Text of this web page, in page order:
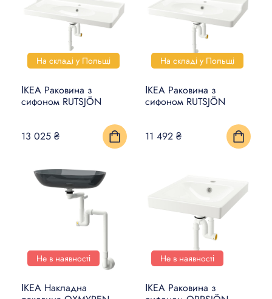
На складі у Польщі
ІКЕА Раковина з
сифоном RUTSJÖN
13 025 ₴
На складі у Польщі
ІКЕА Раковина з
сифоном RUTSJÖN
11 492 ₴
Не в наявності
ІКЕА Накладна
Не в наявності
ІКЕА Раковина з